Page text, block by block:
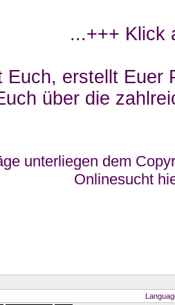
...+++ Klick
Euch, erstellt Euer
über die
unterliegen dem
Onlinesucht